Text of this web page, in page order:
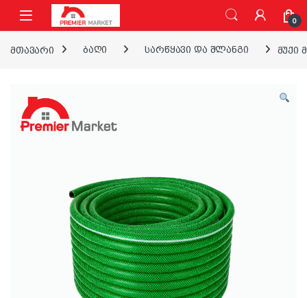
ნავიგაციაზე გადასვლა
შინაარსზე გადასვლა
0
მთავარი ბაღი სარწყავი და შლანგი მუქი